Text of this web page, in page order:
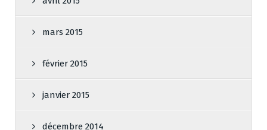
mars 2015
février 2015
janvier 2015
décembre 2014